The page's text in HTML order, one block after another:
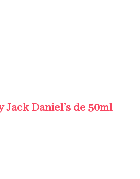
Daniel’s de 50ml